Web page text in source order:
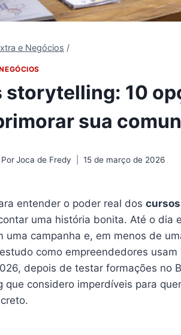
e Negócios /
storytelling: 10
sua
Joca de Fredy 15 de março de 2026
entender o poder real dos
uma história bonita. Até o dia
uma campanha e, em menos de
como empreendedores
depois de testar formações no
que considero imperdíveis para